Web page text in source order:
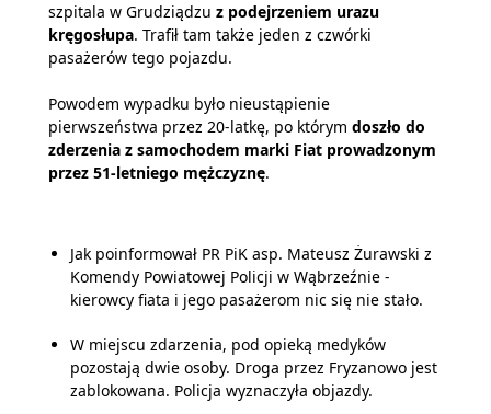
szpitala w Grudziądzu z podejrzeniem urazu
kręgosłupa. Trafił tam także jeden z czwórki
pasażerów tego pojazdu.
Powodem wypadku było nieustąpienie
pierwszeństwa przez 20-latkę, po którym doszło do
zderzenia z samochodem marki Fiat prowadzonym
przez 51-letniego mężczyznę.
Jak poinformował PR PiK asp. Mateusz Żurawski z
Komendy Powiatowej Policji w Wąbrzeźnie -
kierowcy fiata i jego pasażerom nic się nie stało.
W miejscu zdarzenia, pod opieką medyków
pozostają dwie osoby. Droga przez Fryzanowo jest
zablokowana. Policja wyznaczyła objazdy.